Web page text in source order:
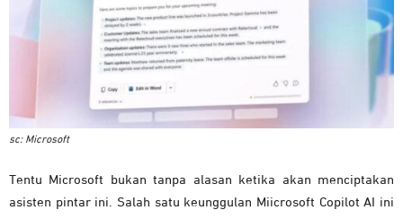
sc: Microsoft
Tentu Microsoft bukan tanpa alasan ketika akan menciptakan
asisten pintar ini. Salah satu keunggulan Miicrosoft Copilot AI ini